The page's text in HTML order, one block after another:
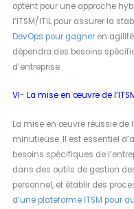
optent pour une approche
l’ITSM/ITIL pour assurer la
DevOps pour gagner en
dépendra des besoins
d’entreprise.
VI- La mise en œuvre de
La mise en œuvre réussie de
minutieuse. Il est essentiel
besoins spécifiques de
dans des outils de gestion
personnel, et établir des
d’une plateforme ITSM pour